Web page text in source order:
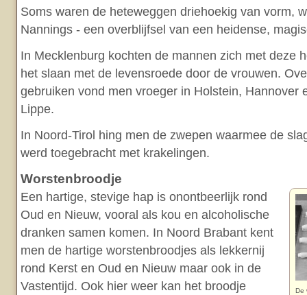
Soms waren de heteweggen driehoekig van vorm,
Nannings - een overblijfsel van een heidense,
In Mecklenburg kochten de mannen zich met deze
het slaan met de levensroede door de vrouwen.
gebruiken vond men vroeger in Holstein, Hannover
Lippe.
In Noord-Tirol hing men de zwepen waarmee de
werd toegebracht met krakelingen.
Worstenbroodje
De
Een hartige, stevige hap is onontbeerlijk rond
Oud en Nieuw, vooral als kou en alcoholische
dranken samen komen. In Noord Brabant kent
men de hartige worstenbroodjes als lekkernij
rond Kerst en Oud en Nieuw maar ook in de
Vastentijd. Ook hier weer kan het broodje